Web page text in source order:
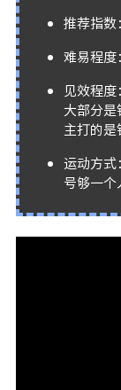
推荐指
难易程度
见效程
大部分是
主打的
运动方式
号够一